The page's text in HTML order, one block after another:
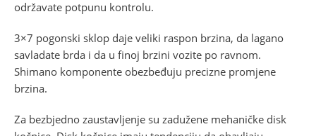
održavate potpunu kontrolu.
3×7 pogonski sklop daje veliki raspon brzina, da lagano
savladate brda i da u finoj brzini vozite po ravnom.
Shimano komponente obezbeđuju precizne promjene
brzina.
Za bezbjedno zaustavljenje su zadužene mehaničke disk